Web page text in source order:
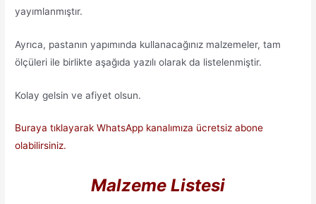
yayımlanmıştır.
Ayrıca, pastanın yapımında kullanacağınız malzemeler, tam
ölçüleri ile birlikte aşağıda yazılı olarak da listelenmiştir.
Kolay gelsin ve afiyet olsun.
Buraya tıklayarak WhatsApp kanalımıza ücretsiz abone
olabilirsiniz.
Malzeme Listesi